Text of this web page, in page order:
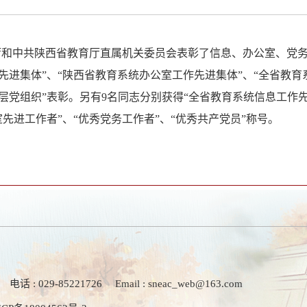
中共陕西省教育厅直属机关委员会表彰了信息、办公室、党
进集体”、“陕西省教育系统办公室工作先进集体”、“全省教
党组织”表彰。另有9名同志分别获得“全省教育系统信息工作
进工作者”、“优秀党务工作者”、“优秀共产党员”称号。
电话 : 029-85221726 Email : sneac_web@163.com